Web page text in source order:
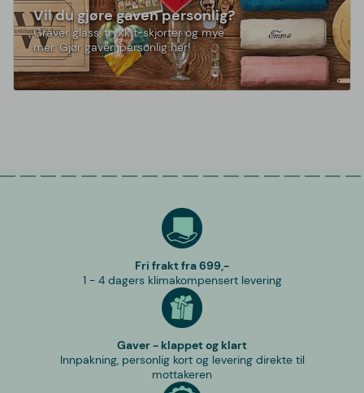
Vil du gjøre gaven personlig?
Graver glass, trykk t-skjorter og mye
mer. Gjør gaven personlig her!
Fri frakt fra 699,-
1 - 4 dagers klimakompensert levering
Gaver - klappet og klart
Innpakning, personlig kort og levering direkte til
mottakeren